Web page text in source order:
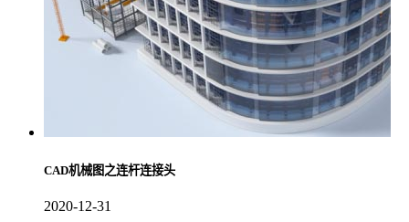
CAD机械图之连杆连接头
2020-12-31